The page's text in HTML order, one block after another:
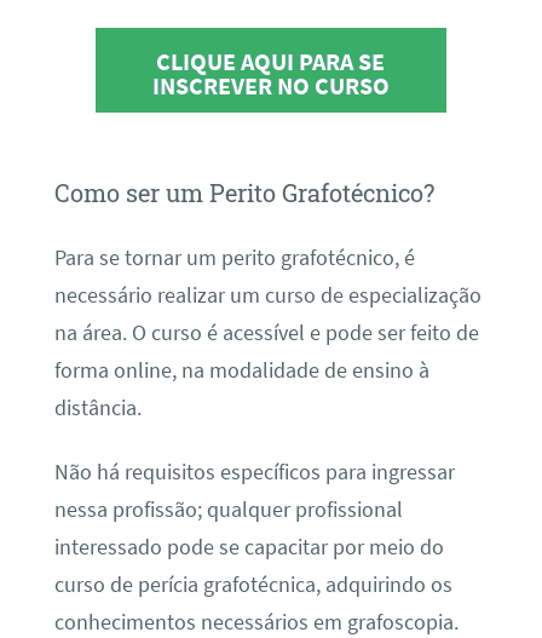
CLIQUE AQUI PARA SE
INSCREVER NO CURSO
Como ser um Perito Grafotécnico?
Para se tornar um perito grafotécnico, é
necessário realizar um curso de especialização
na área. O curso é acessível e pode ser feito de
forma online, na modalidade de ensino à
distância.
Não há requisitos específicos para ingressar
nessa profissão; qualquer profissional
interessado pode se capacitar por meio do
curso de perícia grafotécnica, adquirindo os
conhecimentos necessários em grafoscopia.